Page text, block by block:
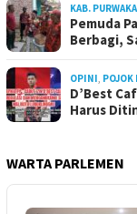
KAB.
Pemuda
Berbagi,
OPINI, POJOK
D’Best
Harus
WARTA PARLEMEN